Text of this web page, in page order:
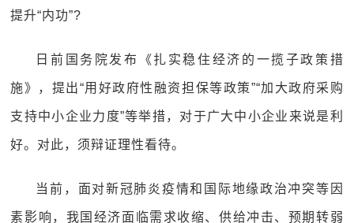
提升“内功”?
日前国务院发布《扎实稳住经济的一揽子政策措
施》，提出“用好政府性融资担保等政策”“加大政府采购
支持中小企业力度”等举措，对于广大中小企业来说是利
好。对此，须辩证理性看待。
当前，面对新冠肺炎疫情和国际地缘政治冲突等因
素影响，我国经济面临需求收缩、供给冲击、预期转弱